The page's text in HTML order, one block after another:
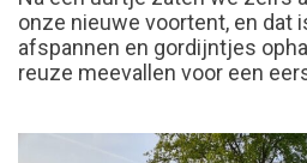
onze nieuwe voortent, en dat
afspannen en gordijntjes
reuze meevallen voor een